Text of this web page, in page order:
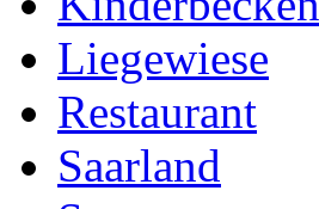
Liegewiese
Restaurant
Saarland